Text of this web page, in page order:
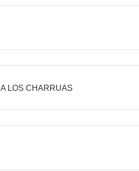
LOS CHARRUAS